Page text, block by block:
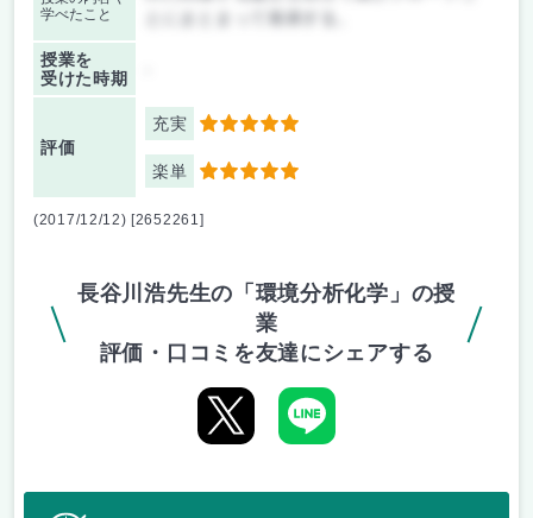
学べたこと
授業を
受けた時期
評価
充実 5
楽単 5
(2017/12/12) [2652261]
長谷川浩先生の「環境分析化学」の授
業
評価・口コミを友達にシェアする